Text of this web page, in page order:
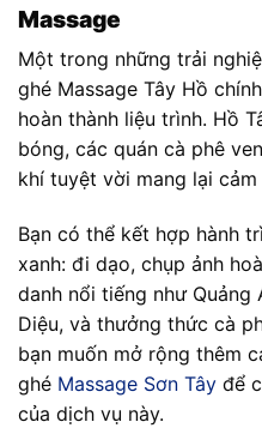
Massage
Một trong những trải
ghé Massage Tây Hồ
hoàn thành liệu trình. Hồ
bóng, các quán cà phê
khí tuyệt vời mang lại
Bạn có thể kết hợp hành
xanh: đi dạo, chụp ảnh
danh nổi tiếng như Quảng
Diệu, và thưởng thức cà
bạn muốn mở rộng thêm
ghé Massage Sơn Tây để
của dịch vụ này.